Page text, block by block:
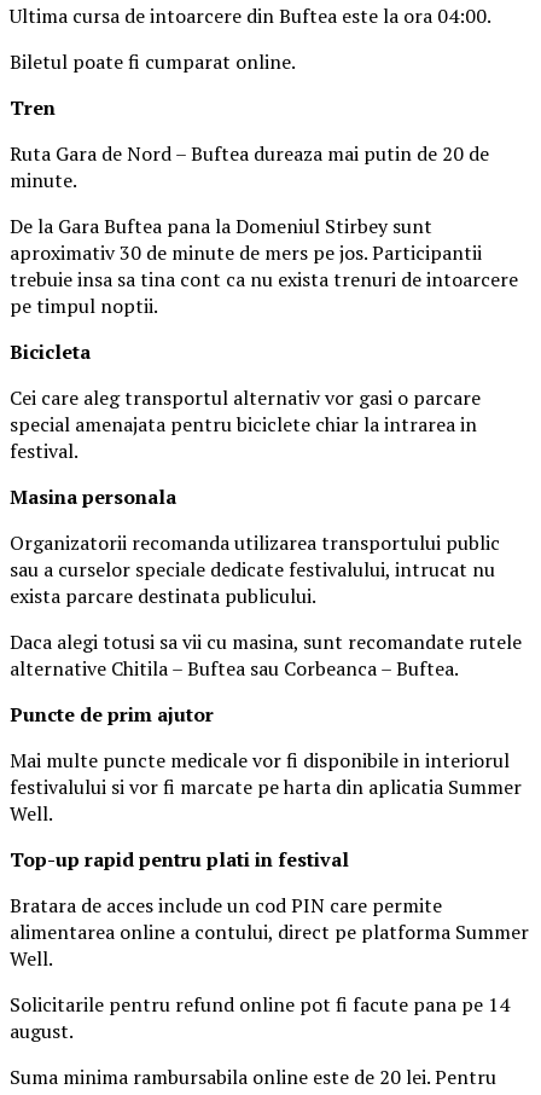
Ultima cursa de intoarcere din Buftea este la ora 04:00.
Biletul poate fi cumparat online.
Tren
Ruta Gara de Nord – Buftea dureaza mai putin de 20 de
minute.
De la Gara Buftea pana la Domeniul Stirbey sunt
aproximativ 30 de minute de mers pe jos. Participantii
trebuie insa sa tina cont ca nu exista trenuri de intoarcere
pe timpul noptii.
Bicicleta
Cei care aleg transportul alternativ vor gasi o parcare
special amenajata pentru biciclete chiar la intrarea in
festival.
Masinapersonala
Organizatorii recomanda utilizarea transportului public
sau a curselor speciale dedicate festivalului, intrucat nu
exista parcare destinata publicului.
Daca alegi totusi sa vii cu masina, sunt recomandate rutele
alternative Chitila – Buftea sau Corbeanca – Buftea.
Puncte de prim ajutor
Mai multe puncte medicale vor fi disponibile in interiorul
festivalului si vor fi marcate pe harta din aplicatia Summer
Well.
Top-up rapid pentru plati in festival
Bratara de acces include un cod PIN care permite
alimentarea online a contului, direct pe platforma Summer
Well.
Solicitarile pentru refund online pot fi facute pana pe 14
august.
Suma minima rambursabila online este de 20 lei. Pentru